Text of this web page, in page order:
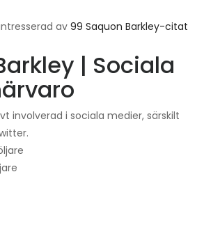
av 99 Saquon Barkley-citat
| Sociala
involverad i sociala medier, särskilt